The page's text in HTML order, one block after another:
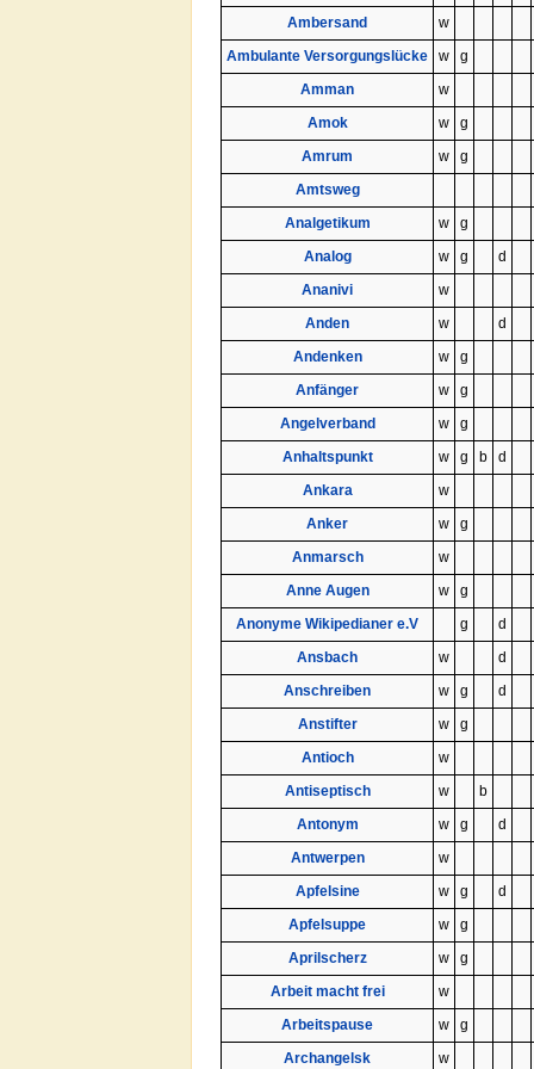
Ambersand
w
Ambulante Versorgungslücke
w
g
Amman
w
Amok
w
g
Amrum
w
g
Amtsweg
Analgetikum
w
g
Analog
w g
d
Ananivi
w
Anden
w
d
Andenken
w
g
Anfänger
w
g
Angelverband
w
g
Anhaltspunkt
w g b
d
Ankara
w
Anker
w
g
Anmarsch
w
Anne Augen
w
g
Anonyme Wikipedianer e.V
g
d
Ansbach
w
d
Anschreiben
w g
d
Anstifter
w
g
Antioch
w
Antiseptisch
w
b
Antonym
w g
d
Antwerpen
w
Apfelsine
w g
d
Apfelsuppe
w
g
Aprilscherz
w
g
Arbeit macht frei
w
Arbeitspause
w
g
Archangelsk
w